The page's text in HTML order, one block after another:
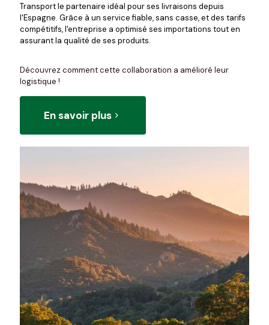
Transport le partenaire idéal pour ses livraisons depuis
l'Espagne. Grâce à un service fiable, sans casse, et des tarifs
compétitifs, l'entreprise a optimisé ses importations tout en
assurant la qualité de ses produits.
Découvrez comment cette collaboration a amélioré leur
logistique !
En savoir plus